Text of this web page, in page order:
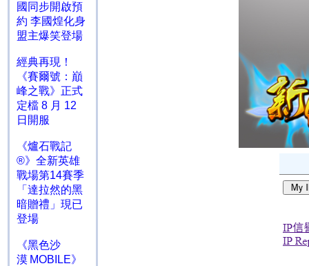
國同步開啟預
約 李國煌化身
盟主爆笑登場
經典再現！
《賽爾號：巔
峰之戰》正式
定檔 8 月 12
日開服
《爐石戰記
®》全新英雄
戰場第14賽季
「達拉然的黑
暗贈禮」現已
登場
《黑色沙
漠 MOBILE》